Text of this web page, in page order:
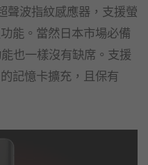
聲波指紋感應器，支援螢
能。當然日本市場必備
也一樣沒有缺席。支援
記憶卡擴充，且保有